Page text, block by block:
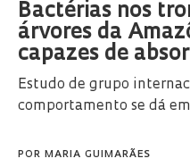
Bactérias nos
árvores da
capazes de
Estudo de grupo
comportamento se dá
POR MARIA GUIMARÃES